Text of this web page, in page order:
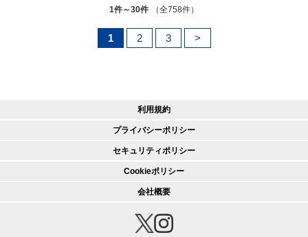
1件～30件 （全758件）
1 2 3 >
利用規約
プライバシーポリシー
セキュリティポリシー
Cookieポリシー
会社概要